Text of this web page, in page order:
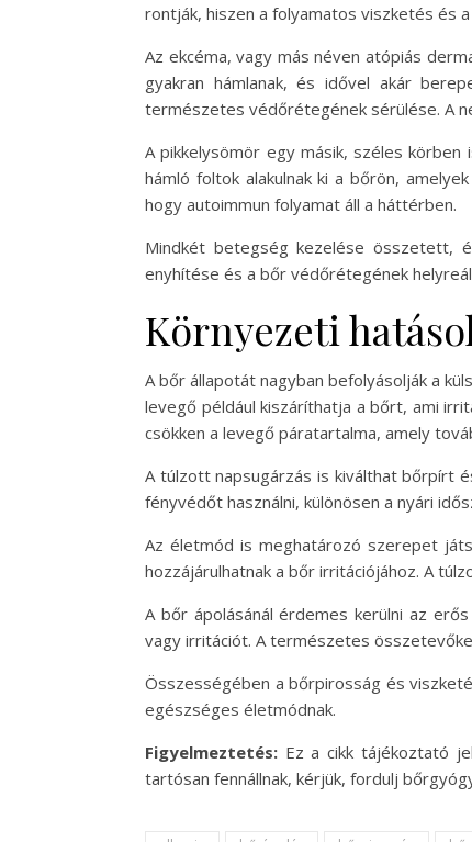
rontják, hiszen a folyamatos viszketés és
Az ekcéma, vagy más néven atópiás
gyakran hámlanak, és idővel akár
természetes védőrétegének sérülése. A
A pikkelysömör egy másik, széles
hámló foltok alakulnak ki a bőrön,
hogy autoimmun folyamat áll a háttérben.
Mindkét betegség kezelése összetett,
enyhítése és a bőr védőrétegének
Környezeti
A bőr állapotát nagyban befolyásolják a
levegő például kiszáríthatja a bőrt, ami
csökken a levegő páratartalma, amely
A túlzott napsugárzás is kiválthat bőrpírt
fényvédőt használni, különösen a nyári
Az életmód is meghatározó szerepet
hozzájárulhatnak a bőr irritációjához. A
A bőr ápolásánál érdemes kerülni az
vagy irritációt. A természetes
Összességében a bőrpirosság és
egészséges életmódnak.
Figyelmeztetés: Ez a cikk tájékoztató
tartósan fennállnak, kérjük, fordulj